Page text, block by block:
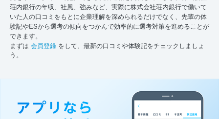
荘内銀行の年収、社風、強みなど、実際に株式会社荘内銀行で働いて
いた人の口コミをもとに企業理解を深められるだけでなく、先輩の体
験記やESから選考の傾向をつかんで効率的に選考対策を進めることが
できます。
まずは 会員登録 をして、最新の口コミや体験記をチェックしましょ
う。